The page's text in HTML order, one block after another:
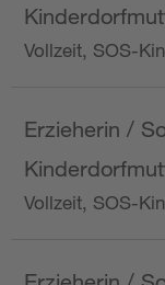
Vollzeit, SOS-
Erzieherin /
Vollzeit, SOS-